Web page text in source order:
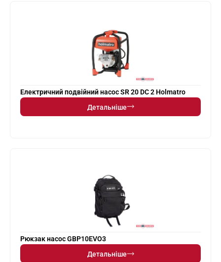
Електричний подвійний насос SR 20 DC 2 Holmatro
Детальніше
Рюкзак насос GBP10EVO3
Детальніше